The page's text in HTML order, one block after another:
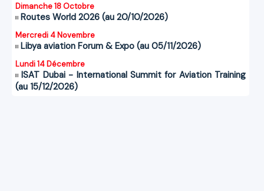
Dimanche 18 Octobre
Routes World 2026 (au 20/10/2026)
Mercredi 4 Novembre
Libya aviation Forum & Expo (au 05/11/2026)
Lundi 14 Décembre
ISAT Dubai - International Summit for Aviation Training
(au 15/12/2026)